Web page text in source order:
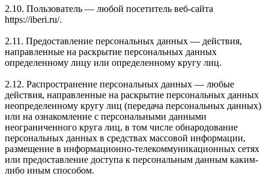
2.10. Пользователь — любой посетитель веб-сайта
https://iberi.ru/.
2.11. Предоставление персональных данных — действия,
направленные на раскрытие персональных данных
определенному лицу или определенному кругу лиц.
2.12. Распространение персональных данных — любые
действия, направленные на раскрытие персональных данных
неопределенному кругу лиц (передача персональных данных)
или на ознакомление с персональными данными
неограниченного круга лиц, в том числе обнародование
персональных данных в средствах массовой информации,
размещение в информационно-телекоммуникационных сетях
или предоставление доступа к персональным данным каким-
либо иным способом.